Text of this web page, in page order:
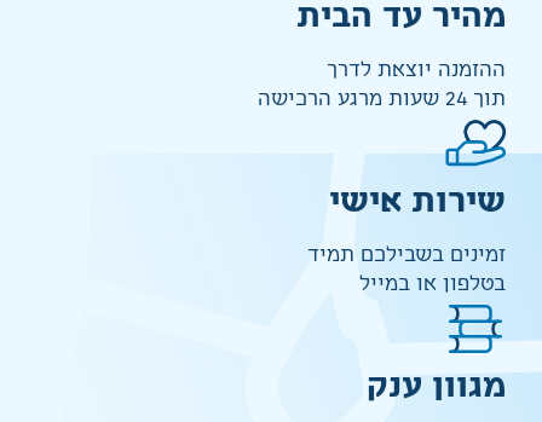
מהיר עד הבית
ההזמנה יוצאת לדרך
תוך 24 שעות מרגע הרכישה
שירות אישי
זמינים בשבילכם תמיד
בטלפון או במייל
מגוון ענק